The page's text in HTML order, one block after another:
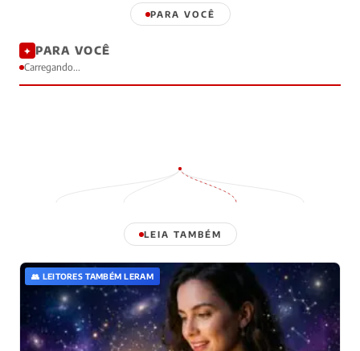
PARA VOCÊ
✦ PARA VOCÊ
Carregando...
LEIA TAMBÉM
👥 LEITORES TAMBÉM LERAM